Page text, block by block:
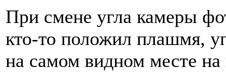
При смене угла камеры
кто-то положил плашмя,
на самом видном месте